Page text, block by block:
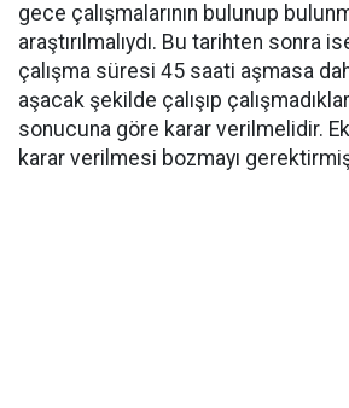
gece çalışmalarının bulunup
araştırılmalıydı. Bu tarihten sonra
çalışma süresi 45 saati aşmasa
aşacak şekilde çalışıp
sonucuna göre karar verilmelidir.
karar verilmesi bozmayı